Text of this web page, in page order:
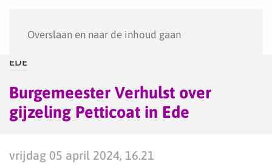
Overslaan en naar de inhoud gaan
EDE
Burgemeester Verhulst over
gijzeling Petticoat in Ede
vrijdag 05 april 2024, 16.21